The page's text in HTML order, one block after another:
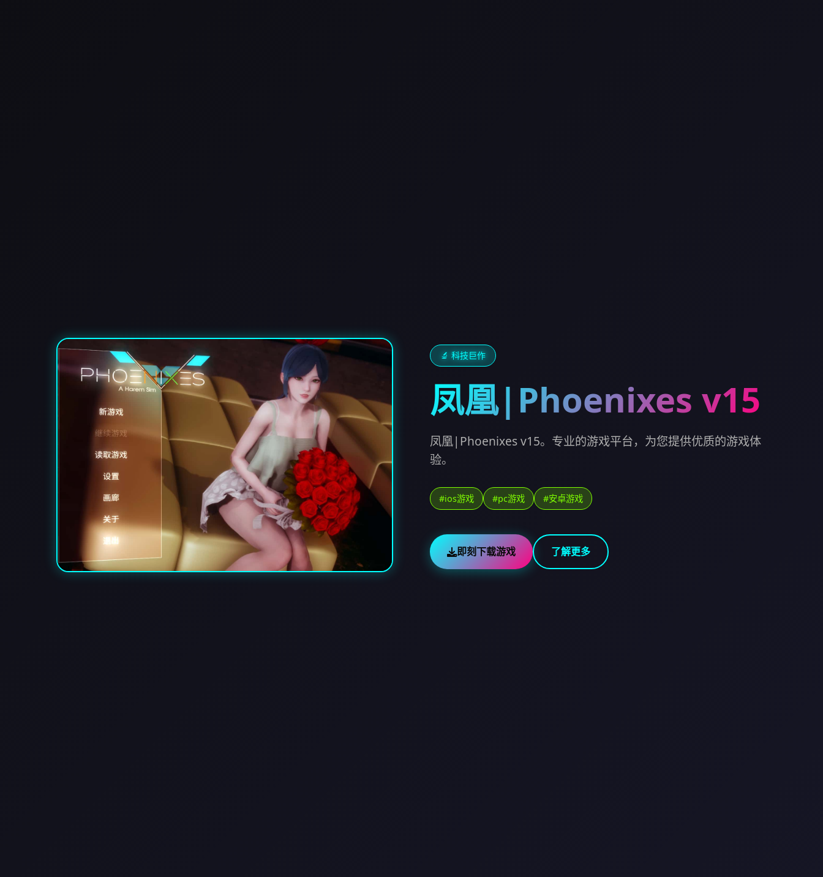
🔬 科技巨作
凤凰|Phoenixes v15
凤凰|Phoenixes v15。专业的游戏平台，为您提供优质的游戏体
验。
#ios游戏 #pc游戏 #安卓游戏
即刻下载游戏 了解更多